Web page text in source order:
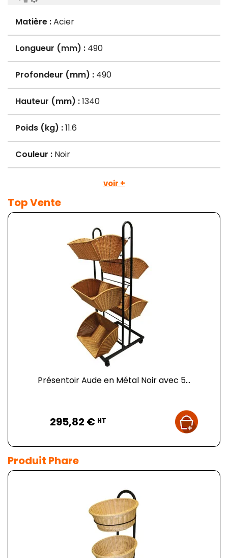
Matière :Acier
Longueur (mm) : 490
Profondeur (mm) : 490
Hauteur (mm) :1340
Poids (kg) :11.6
Couleur : Noir
voir +
Top Vente
Présentoir Aude en Métal Noir avec 5...
295,82 € HT
Produit Phare